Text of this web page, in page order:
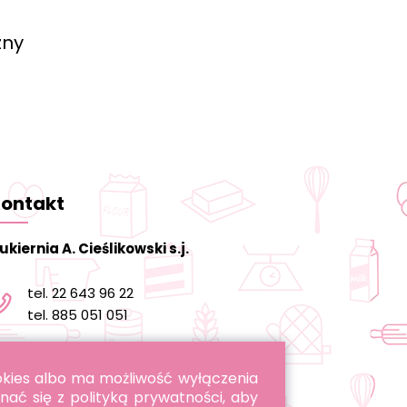
A. Cieślikowski s.j.
tel. 22 643 96 22
tel. 885 051 051
albo ma możliwość wyłączenia
się z polityką prywatności, aby